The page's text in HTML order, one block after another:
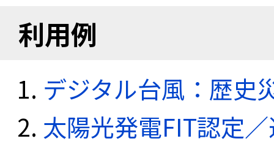
利用例
デジタル台風：歴史
太陽光発電FIT認定